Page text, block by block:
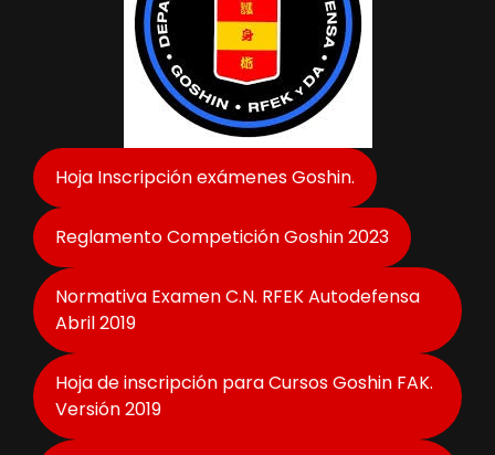
Hoja Inscripción exámenes Goshin.
Reglamento Competición Goshin 2023
Normativa Examen C.N. RFEK Autodefensa
Abril 2019
Hoja de inscripción para Cursos Goshin FAK.
Versión 2019